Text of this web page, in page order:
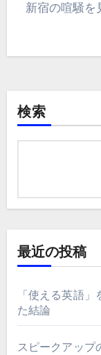
新宿の喧騒を
検索
最近の投稿
「使える英語
た結論
スピークアップ